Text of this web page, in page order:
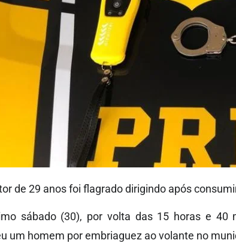
de 29 anos foi flagrado dirigindo após
sábado (30), por volta das 15 horas e 40
um homem por embriaguez ao volante no